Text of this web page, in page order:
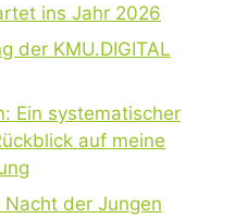
ins Jahr 2026
der KMU.DIGITAL
Ein systematischer
auf meine
der Jungen